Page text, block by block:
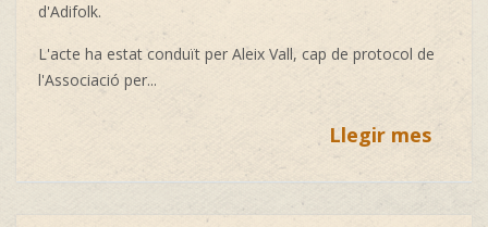
d'Adifolk.
L'acte ha estat conduït per Aleix Vall, cap de protocol de
l'Associació per...
Llegir mes